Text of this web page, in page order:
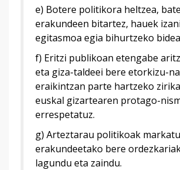
e) Botere politikora heltzea,
erakundeen bitartez, hauek
egitasmoa egia bihurtzeko
f) Eritzi publikoan etengabe
eta giza-taldeei bere etorkizu-
eraikintzan parte hartzeko
euskal gizartearen protago-
errespetatuz.
g) Arteztarau politikoak
erakundeetako bere
lagundu eta zaindu.